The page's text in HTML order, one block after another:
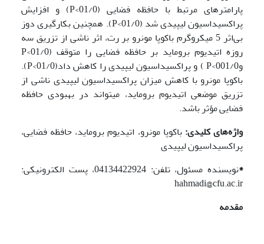
پارامترهای مرتبط با حافظه فضایی (01/0>P) و افزایش
پراکسیداسیون لیپیدی شد (01/0>P). همچنین بکارگیری دوز
بی‌اثر 5 میکروگرم باکوپا مونرو بر رت، اثر ناشی از تزریق سه
روزه اتیدیوم بروماید بر حافظه فضایی را متوقف (01/0>P
و001/0>P ) و پراکسیداسیون لیپیدی را کاهش داد(01/0>P).
باکوپا مونرو با کاهش میزان پراکسیداسیون لیپیدی ناشی از
تزریق موضعی اتیدیوم بروماید، می­تواند در بهبودی حافظه
فضایی مؤثر باشد.
واژه‌های کلیدی: باکوپا مونرو، اتیدیوم بروماید، حافظه فضایی،
پراکسیداسیون لیپیدی
*
نویسنده مسئول، تلفن: 04134422924، پست الکترونیکی:
hahmadi@cfu.ac.ir
مقدمه